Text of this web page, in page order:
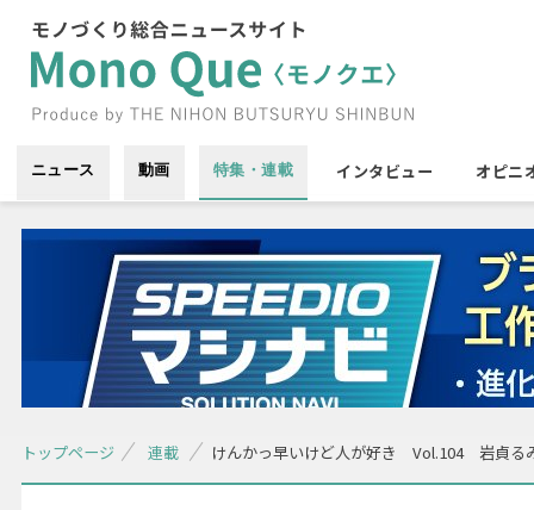
ニュース 動画 特集・連載 インタビュー オピニ
トップページ 連載 けんかっ早いけど人が好き Vol.104 岩貞る